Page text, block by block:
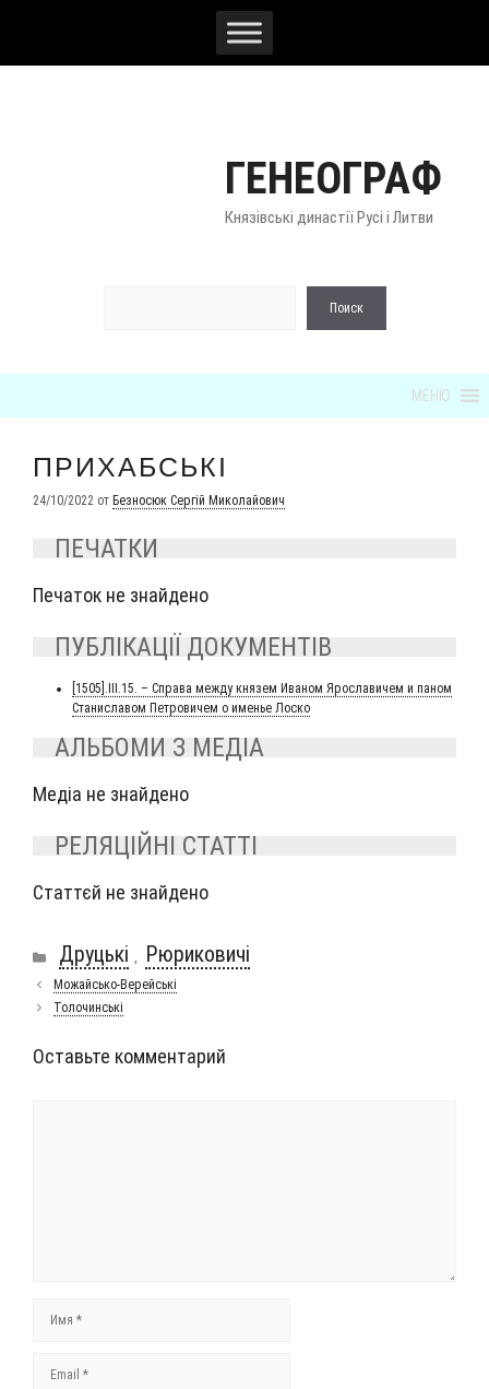
ГЕНЕОГРАФ
Князівські династії Русі і Литви
Поиск
МЕНЮ
ПРИХАБСЬКІ
24/10/2022 от Безносюк Сергій Миколайович
ПЕЧАТКИ
Печаток не знайдено
ПУБЛІКАЦІЇ ДОКУМЕНТІВ
[1505].III.15. – Спра­ва меж­ду кня­зем Ива­ном Яро­сла­ви­чем и паном
Ста­ни­сла­вом Пет­ро­ви­чем о име­нье Лоско
АЛЬБОМИ З МЕДІА
Медіа не знайдено
РЕЛЯЦІЙНІ СТАТТІ
Статтєй не знайдено
Рубрики
Друцькі , Рюриковичі
Можайсько-Верейські
Толочинські
Оставьте комментарий